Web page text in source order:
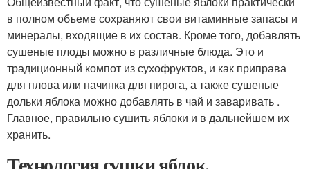
в полном объеме сохраняют свои витаминные запасы и
минералы, входящие в их состав. Кроме того, добавлять
сушеные плоды можно в различные блюда. Это и
традиционный компот из сухофруктов, и как приправа
для плова или начинка для пирога, а также сушеные
дольки яблока можно добавлять в чай и заваривать .
Главное, правильно сушить яблоки и в дальнейшем их
хранить.